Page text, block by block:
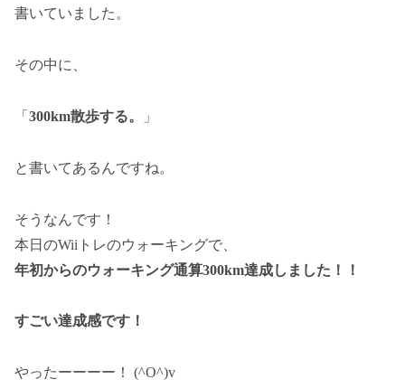
書いていました。
その中に、
「 300km散歩する。 」
と書いてあるんですね。
そうなんです！
本日のWiiトレのウォーキングで、
年初からのウォーキング通算300km達成しました！！
すごい達成感です！
やったーーーー！ (^O^)v